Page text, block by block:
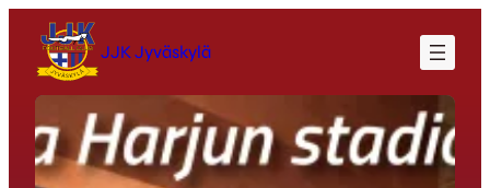
sisältöön
JJK Jyväskylä